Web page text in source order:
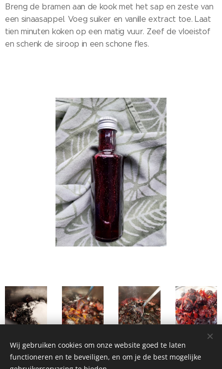
Breng de bramen aan de kook met het sap en zeste van
een sinaasappel. Voeg suiker en vanille extract toe. Laat
tien minuten koken op een matig vuur. Zeef de vloeistof
en schenk de siroop in een schone fles.
Wij gebruiken cookies om onze website goed te laten
functioneren en te beveiligen, en om je de best mogelijke